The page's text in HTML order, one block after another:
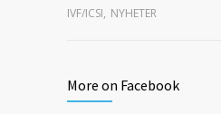
IVF/ICSI, NYHETER
More on Facebook